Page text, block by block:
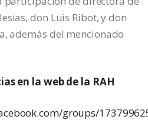
don Luis Ribot, y don
además del mencionado
en la web de la RAH
groups/